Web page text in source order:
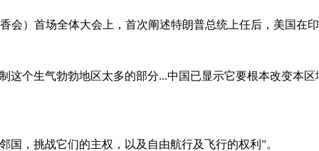
会）首场全体大会上，首次阐述特朗普总统上任后，美国在
这个生气勃勃地区太多的部分...中国已显示它要根本改变本
，挑战它们的主权，以及自由航行及飞行的权利”。